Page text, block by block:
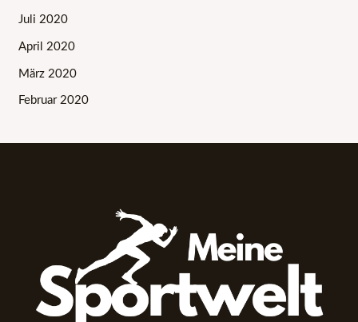
Juli 2020
April 2020
März 2020
Februar 2020